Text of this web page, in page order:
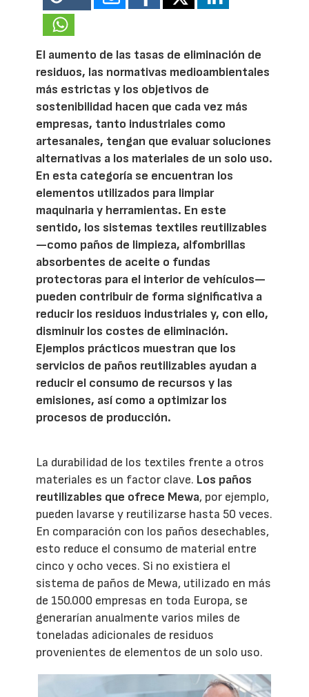
El aumento de las tasas de eliminación de
residuos, las normativas medioambientales
más estrictas y los objetivos de
sostenibilidad hacen que cada vez más
empresas, tanto industriales como
artesanales, tengan que evaluar soluciones
alternativas a los materiales de un solo uso.
En esta categoría se encuentran los
elementos utilizados para limpiar
maquinaria y herramientas. En este
sentido, los sistemas textiles reutilizables
—como paños de limpieza, alfombrillas
absorbentes de aceite o fundas
protectoras para el interior de vehículos—
pueden contribuir de forma significativa a
reducir los residuos industriales y, con ello,
disminuir los costes de eliminación.
Ejemplos prácticos muestran que los
servicios de paños reutilizables ayudan a
reducir el consumo de recursos y las
emisiones, así como a optimizar los
procesos de producción.
La durabilidad de los textiles frente a otros
materiales es un factor clave. Los paños
reutilizables que ofrece Mewa, por ejemplo,
pueden lavarse y reutilizarse hasta 50 veces.
En comparación con los paños desechables,
esto reduce el consumo de material entre
cinco y ocho veces. Si no existiera el
sistema de paños de Mewa, utilizado en más
de 150.000 empresas en toda Europa, se
generarían anualmente varios miles de
toneladas adicionales de residuos
provenientes de elementos de un solo uso.